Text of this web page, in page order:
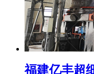
福建亿丰超